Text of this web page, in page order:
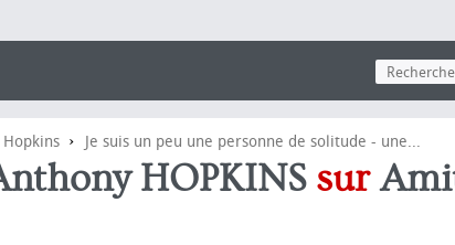
› Je suis un peu une personne de solitude - une...
HOPKINSsur